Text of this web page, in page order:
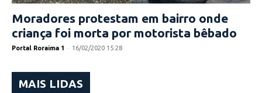
Moradores protestam em bairro onde
criança foi morta por motorista bêbado
Portal Roraima 1 - 16/02/2020 15:28
MAIS LIDAS